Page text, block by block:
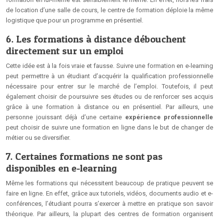
de location d’une salle de cours, le centre de formation déploie la même
logistique que pour un programme en présentiel.
6. Les formations à distance débouchent
directement sur un emploi
Cette idée est à la fois vraie et fausse. Suivre une formation en e-learning
peut permettre à un étudiant d’acquérir la qualification professionnelle
nécessaire pour entrer sur le marché de l’emploi. Toutefois, il peut
également choisir de poursuivre ses études ou de renforcer ses acquis
grâce à une formation à distance ou en présentiel. Par ailleurs, une
personne jouissant déjà d’une certaine expérience professionnelle
peut choisir de suivre une formation en ligne dans le but de changer de
métier ou se diversifier.
7. Certaines formations ne sont pas
disponibles en e-learning
Même les formations qui nécessitent beaucoup de pratique peuvent se
faire en ligne. En effet, grâce aux tutoriels, vidéos, documents audio et e-
conférences, l’étudiant pourra s’exercer à mettre en pratique son savoir
théorique. Par ailleurs, la plupart des centres de formation organisent